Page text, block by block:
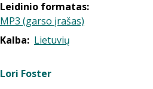
Leidinio formatas:
MP3 (garso įrašas)
Kalba: Lietuvių
Lori Foster